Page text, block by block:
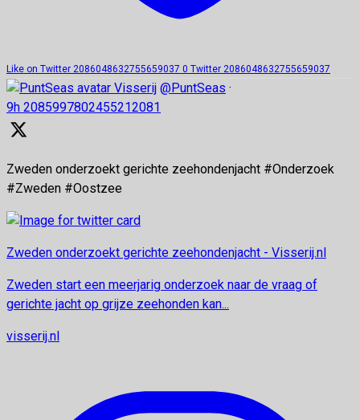
Like on Twitter 2086048632755659037 0 Twitter 2086048632755659037
Visserij @PuntSeas ·
9h 2085997802455212081
Zweden onderzoekt gerichte zeehondenjacht #Onderzoek
#Zweden #Oostzee
Zweden onderzoekt gerichte zeehondenjacht - Visserij.nl
Zweden start een meerjarig onderzoek naar de vraag of
gerichte jacht op grijze zeehonden kan...
visserij.nl